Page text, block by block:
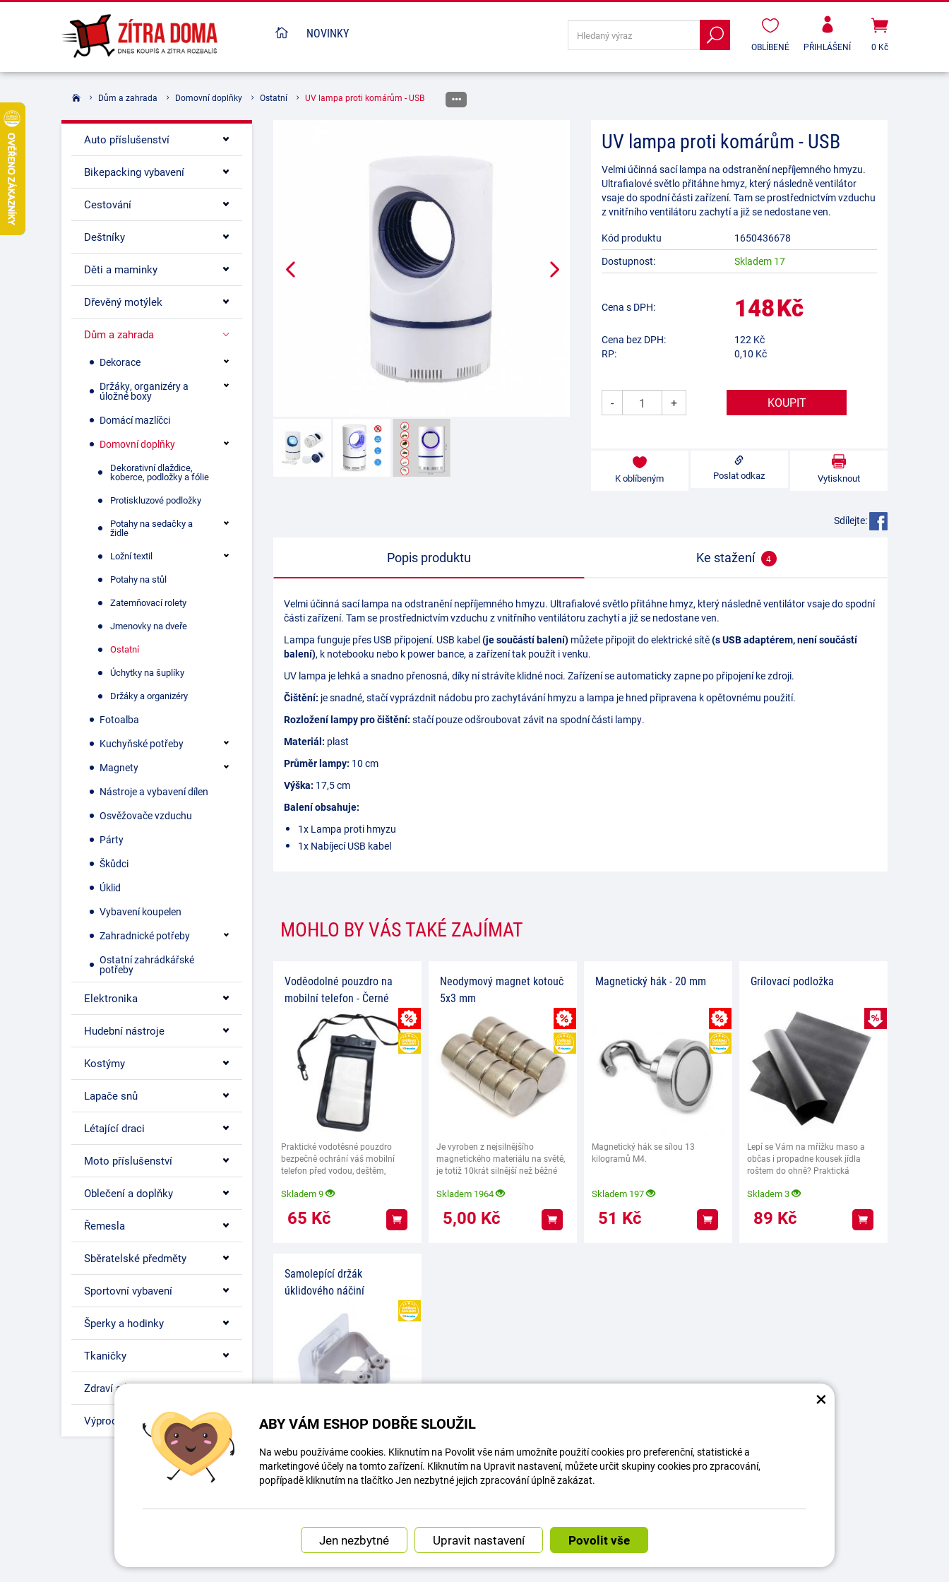
ABY VÁM ESHOP DOBŘE SLOUŽIL
Na webu používáme cookies. Kliknutím na Povolit vše nám umožníte použití cookies pro preferenční, statistické a
marketingové účely na tomto zařízení. Kliknutím na Upravit nastavení, můžete určit skupiny cookies pro zpracování,
popřípadě kliknutím na tlačítko Jen nezbytné jejich zpracování úplně zakázat.
Upravit nastavení
×
0 Kč
PŘIHLÁŠENÍ
OBLÍBENÉ
NOVINKY
Dům a zahrada Domovní doplňky Ostatní UV lampa proti komárům - USB
UV lampa proti komárům - USB
Velmi účinná sací lampa na odstranění nepříjemného hmyzu.
Ultrafialové světlo přitáhne hmyz, který následně ventilátor
vsaje do spodní části zařízení. Tam se prostřednictvím vzduchu
z vnitřního ventilátoru zachytí a již se nedostane ven.
Kód produktu
1650436678
Dostupnost:
Skladem 17
Cena s DPH: 148Kč
Cena bez DPH: 122 Kč
RP:
0,10 Kč
- +
K oblíbeným Poslat odkaz Vytisknout
Sdílejte:
Popis produktu Ke stažení 4
Velmi účinná sací lampa na odstranění nepříjemného hmyzu. Ultrafialové světlo přitáhne hmyz, který následně ventilátor vsaje do spodní
části zařízení. Tam se prostřednictvím vzduchu z vnitřního ventilátoru zachytí a již se nedostane ven.
Lampa funguje přes USB připojení. USB kabel(je součástí balení) můžete připojit do elektrické sítě(s USB adaptérem, není součástí
balení), k notebooku nebo k power bance, a zařízení tak použít i venku.
UV lampa je lehká a snadno přenosná, díky ní strávíte klidné noci. Zařízení se automaticky zapne po připojení ke zdroji.
Čištění: je snadné, stačí vyprázdnit nádobu pro zachytávání hmyzu a lampa je hned připravena k opětovnému použití.
Rozložení lampy pro čištění: stačí pouze odšroubovat závit na spodní části lampy.
Materiál: plast
Průměr lampy: 10 cm
Výška: 17,5 cm
Balení obsahuje:
1x Lampa proti hmyzu
1x Nabíjecí USB kabel
MOHLO BY VÁS TAKÉ ZAJÍMAT
Voděodolné pouzdro na
mobilní telefon - Černé
Praktické vodotěsné pouzdro
bezpečně ochrání váš mobilní
telefon před vodou, deštěm,
MNOŽSTEVNÍ SLEVA
HEUREKA
Skladem 9
65 Kč Koupit
Neodymový magnet kotouč
5x3 mm
Je vyroben z nejsilnějšího
magnetického materiálu na světě,
je totiž 10krát silnější než běžné
HEUREKA
Skladem 1964
5,00 Kč Koupit
Magnetický hák - 20 mm
Magnetický hák se sílou 13
kilogramů M4.
MNOŽSTEVNÍ SLEVA
HEUREKA
Skladem 197
51 Kč Koupit
Grilovací podložka
Lepí se Vám na mřížku maso a
občas i propadne kousek jídla
roštem do ohně? Praktická
Skladem 3
89 Kč Koupit
Samolepící držák
úklidového náčiní
mopu, koštěte nebo jiného
úklidového náčiní na stěnu, bez
nutnosti vrtání do
Skladem 25
40Kč Koupit
Auto příslušenství
Bikepacking vybavení
Cestování
Deštníky
Děti a maminky
Dřevěný motýlek
Dům a zahrada
Dekorace
Držáky, organizéry a
úložné boxy
Domácí mazlíčci
Domovní doplňky
Dekorativní dlaždice,
koberce, podložky a fólie
Protiskluzové podložky
Potahy na sedačky a
židle
Ložní textil
Potahy na stůl
Zatemňovací rolety
Jmenovky na dveře
Ostatní
Úchytky na šuplíky
Držáky a organizéry
Fotoalba
Kuchyňské potřeby
Magnety
Nástroje a vybavení dílen
Osvěžovače vzduchu
Párty
Škůdci
Úklid
Vybavení koupelen
Zahradnické potřeby
Ostatní zahrádkářské
potřeby
Elektronika
Hudební nástroje
Kostýmy
Lapače snů
Létající draci
Moto příslušenství
Oblečení a doplňky
Řemesla
Sběratelské předměty
Sportovní vybavení
Šperky a hodinky
Tkaničky
Zdraví a krása
Výprodej